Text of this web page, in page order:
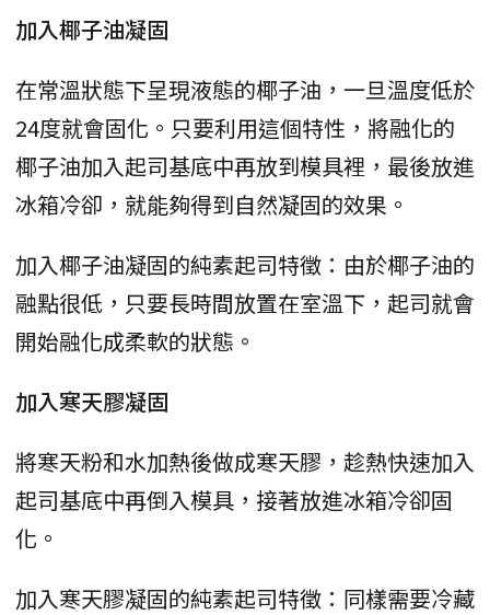
加入椰子油凝固
在常溫狀態下呈現液態的椰子油，一旦溫度低於
24度就會固化。只要利用這個特性，將融化的
椰子油加入起司基底中再放到模具裡，最後放進
冰箱冷卻，就能夠得到自然凝固的效果。
加入椰子油凝固的純素起司特徵：由於椰子油的
融點很低，只要長時間放置在室溫下，起司就會
開始融化成柔軟的狀態。
加入寒天膠凝固
將寒天粉和水加熱後做成寒天膠，趁熱快速加入
起司基底中再倒入模具，接著放進冰箱冷卻固
化。
加入寒天膠凝固的純素起司特徵：同樣需要冷藏